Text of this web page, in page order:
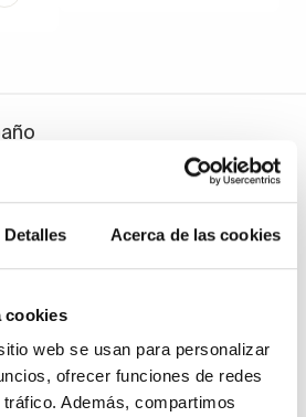
Detalles Acerca de las cookies
cookies
web se usan para personalizar
ofrecer funciones de redes
Además, compartimos
y
Lavabos a medida
Lavabos pedestal